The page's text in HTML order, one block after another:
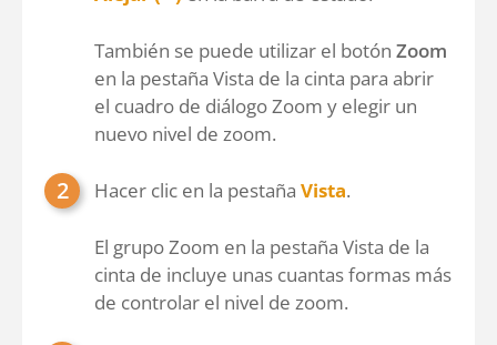
También se puede utilizar el botón Zoom
en la pestaña Vista de la cinta para abrir
el cuadro de diálogo Zoom y elegir un
nuevo nivel de zoom.
Hacer clic en la pestaña Vista.
El grupo Zoom en la pestaña Vista de la
cinta de incluye unas cuantas formas más
de controlar el nivel de zoom.